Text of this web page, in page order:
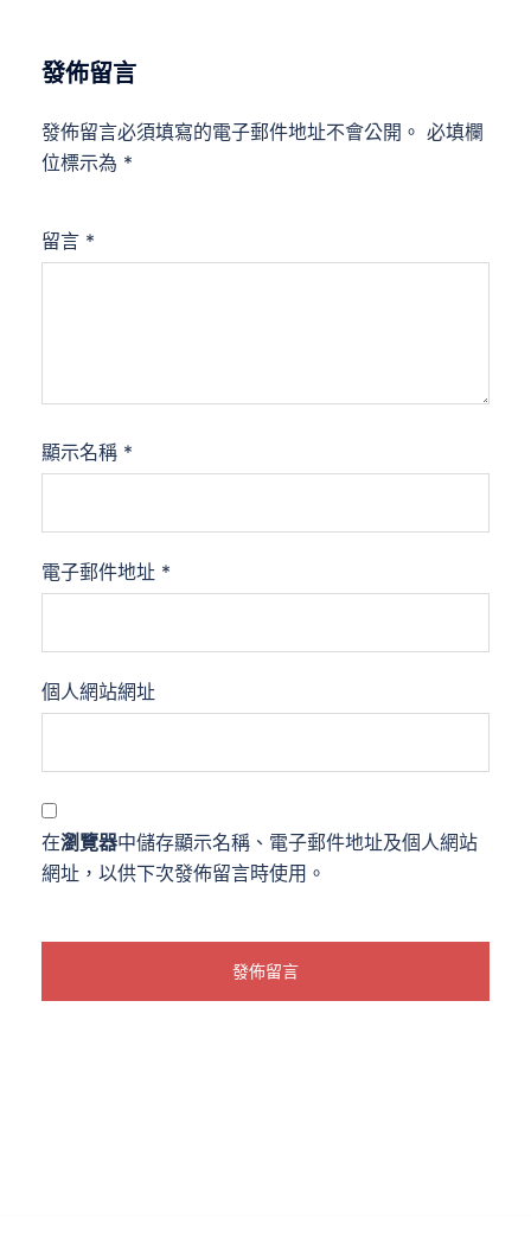
發佈留言
發佈留言必須填寫的電子郵件地址不會公開。 必填欄
位標示為 *
留言 *
顯示名稱 *
電子郵件地址 *
個人網站網址
在瀏覽器中儲存顯示名稱、電子郵件地址及個人網站
網址，以供下次發佈留言時使用。